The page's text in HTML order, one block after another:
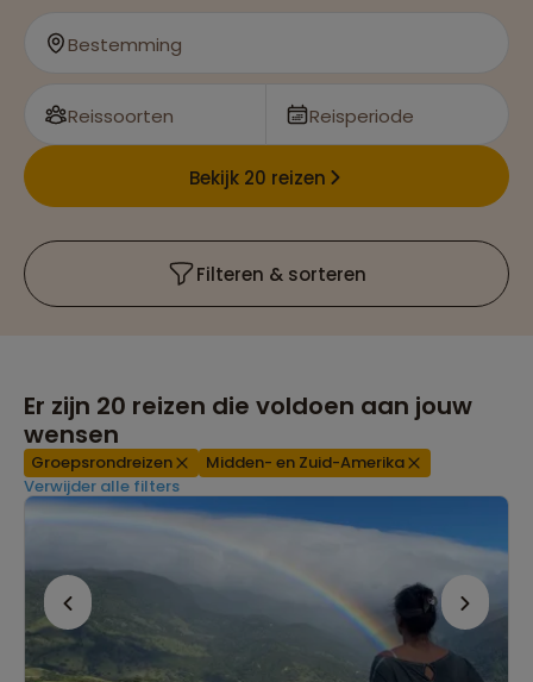
Bestemming
Reissoorten Reisperiode
Bekijk 20 reizen
Filteren & sorteren
Er zijn 20 reizen die voldoen aan jouw
wensen
Groepsrondreizen
Midden- en Zuid-Amerika
Verwijder alle filters